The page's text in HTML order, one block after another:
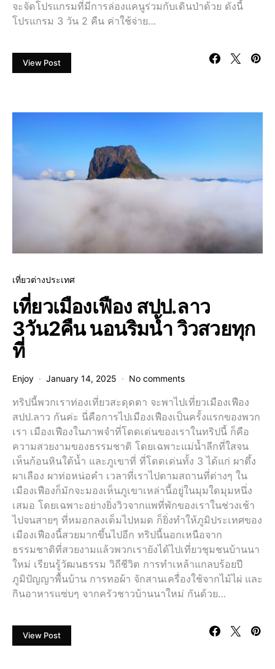
จะจัดโปรแกรมที่มีการล่องแคนูร่วมกับเดินป่าด้วย ดังนี้
โปรแกรม 3 วัน 2 คืน ค่าใช้จ่าย…
View Post
เที่ยวต่างประเทศ
เที่ยวเมืองเฟือง สปป.ลาว
3วัน2คืน นอนริมน้ำ วิวสวยทุก
ที่
Enjoy January 14, 2025 No comments
ทริปนี้พวกเราท่องเที่ยวสะดุดตา จะพาไปเที่ยวเมืองเฟือง
สปป.ลาว กันค่ะ นี่คือการไปเมืองเฟืองเป็นครั้งแรกของพวก
เรา เมืองเฟืองในภาพจำที่โดดเด่นของเราในทริปนี้ ก็คือ
ความสวยงามของธรรมชาติ โดยเฉพาะแม่น้ำลีกที่ใสจน
เห็นก้อนหินใต้น้ำ และภูเขาที่ ที่โดดเด่นทั้ง 3 ได้แก่ ผาตึ้ง
ผาเลือง ผาท่อหน่อคำ เวลาที่เราไปตามสถานที่ต่างๆ ใน
เมืองเฟืองก็มักจะมองเห็นภูเขาเหล่านี้อยู่ในมุมใดมุมหนึ่ง
เสมอ โดยเฉพาะอย่างยิ่งวิวจากแพที่พักของเราในช่วงเช้า
ไปจนสายๆ ที่หมอกลงเต็มไปหมด ก็ยิ่งทำให้ภูมิประเทศของ
เมืองเฟืองนี้สวยมากขึ้นไปอีก ทริปนี้นอกเหนือจาก
ธรรมชาติที่สวยงามแล้วพวกเรายังได้ไปเที่ยวชุมชนบ้านนา
ใหม่ เรียนรู้วัฒนธรรม วิถีชีวิต การทำเหล้าแกลบร้อยปี
ภูมิปัญญาพื้นบ้าน การทอผ้า จักสานเครื่องใช้จากไม้ไผ่ และ
กินอาหารแซ่บๆ จากครัวชาวบ้านนาใหม่ กันด้วย…
View Post